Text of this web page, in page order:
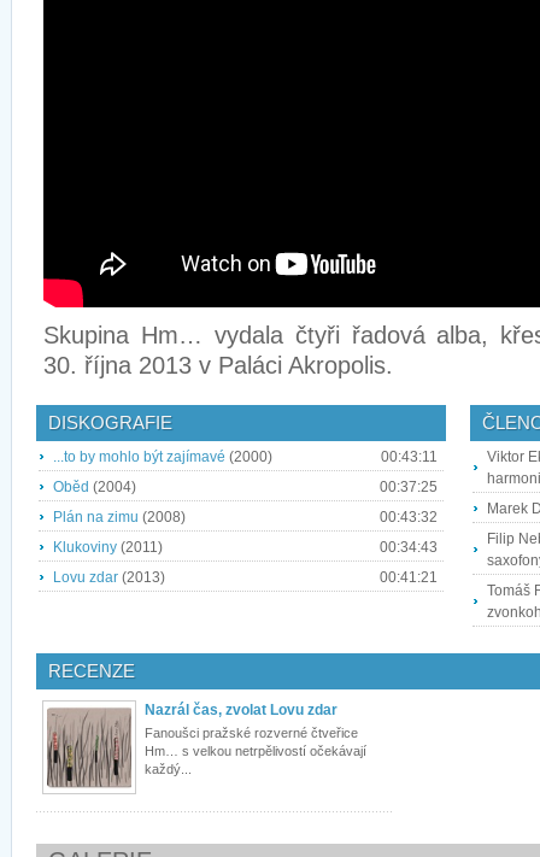
Skupina Hm… vydala čtyři řadová alba,
30. října 2013 v Paláci Akropolis.
DISKOGRAFIE
...to by mohlo být zajímavé (2000)
00:43:11
Oběd (2004)
00:37:25
Plán na zimu (2008)
00:43:32
Klukoviny (2011)
00:34:43
Lovu zdar (2013) 00:41:21
Viktor
Marek
Filip
Tomáš
RECENZE
Nazrál čas, zvolat Lovu zdar
Fanoušci pražské rozverné čtveřice
Hm… s velkou netrpělivostí očekávají
každý...